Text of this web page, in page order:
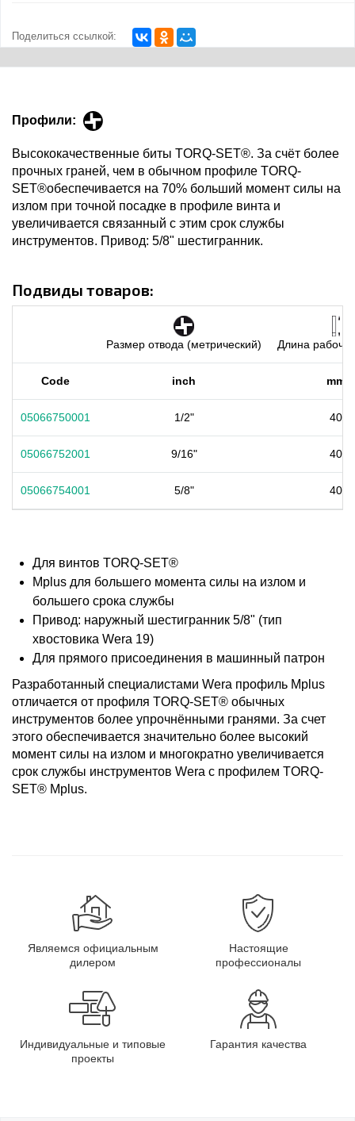
Поделиться ссылкой:
Профили:
Высококачественные биты TORQ-SET®. За счёт более
прочных граней, чем в обычном профиле TORQ-
SET®обеспечивается на 70% больший момент силы на
излом при точной посадке в профиле винта и
увеличивается связанный с этим срок службы
инструментов. Привод: 5/8" шестигранник.
Подвиды товаров:
Размер отвода (метрический) Длина
Code inch mm
05066750001 1/2" 40
05066752001 9/16" 40
05066754001 5/8" 40
Для винтов TORQ-SET®
Mplus для большего момента силы на излом и
большего срока службы
Привод: наружный шестигранник 5/8" (тип
хвостовика Wera 19)
Для прямого присоединения в машинный патрон
Разработанный специалистами Wera профиль Mplus
отличается от профиля TORQ-SET® обычных
инструментов более упрочнёнными гранями. За счет
этого обеспечивается значительно более высокий
момент силы на излом и многократно увеличивается
срок службы инструментов Wera с профилем TORQ-
SET® Mplus.
Являемся официальным
дилером
Настоящие
профессионалы
Индивидуальные и типовые
проекты
Гарантия качества